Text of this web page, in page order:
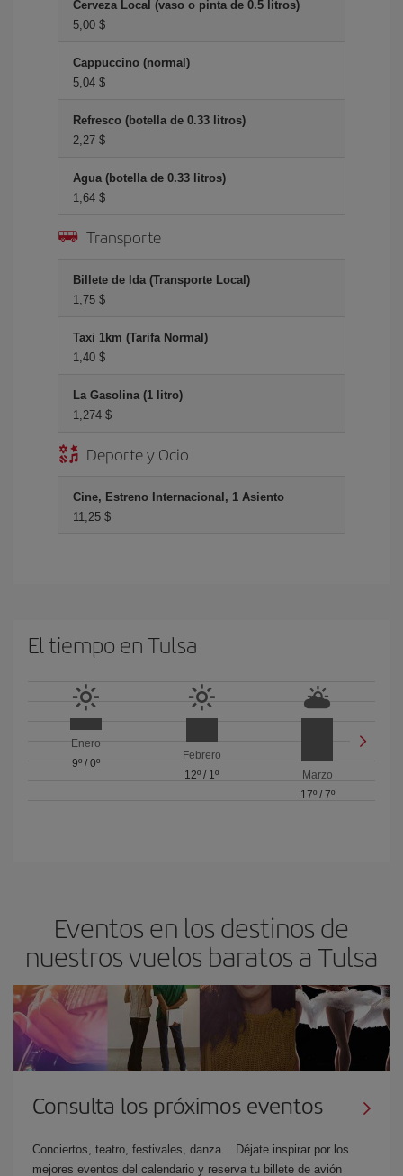
Cerveza Local (vaso o pinta de 0.5 litros)
5,00 $
Cappuccino (normal)
5,04 $
Refresco (botella de 0.33 litros)
2,27 $
Agua (botella de 0.33 litros)
1,64 $
Transporte
Billete de Ida (Transporte Local)
1,75 $
Taxi 1km (Tarifa Normal)
1,40 $
La Gasolina (1 litro)
1,274 $
Deporte y Ocio
Cine, Estreno Internacional, 1 Asiento
11,25 $
El tiempo en Tulsa
Enero
9º/ 0º
Febrero
12º / 1º
Marzo
17º/ 7º
Eventos en los destinos de
nuestros vuelos baratos a Tulsa
Consulta los próximos eventos
Conciertos, teatro, festivales, danza... Déjate inspirar por los
mejores eventos del calendario y reserva tu billete de avión